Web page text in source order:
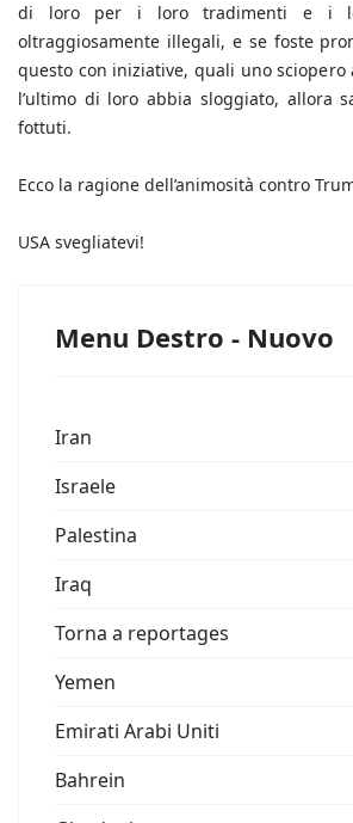
di loro per i loro tradimenti e i
oltraggiosamente illegali, e se foste
questo con iniziative, quali uno sciopero
l’ultimo di loro abbia sloggiato, allora
fottuti.
Ecco la ragione dell’animosità contro
USA svegliatevi!
Menu Destro - Nuovo
Iran
Israele
Palestina
Iraq
Torna a reportages
Yemen
Emirati Arabi Uniti
Bahrein